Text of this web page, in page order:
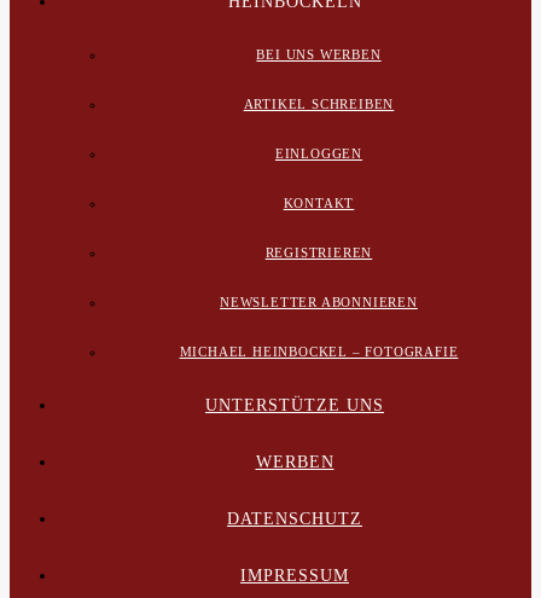
BEI UNS WERBEN
ARTIKEL SCHREIBEN
EINLOGGEN
KONTAKT
REGISTRIEREN
NEWSLETTER ABONNIEREN
MICHAEL HEINBOCKEL – FOTOGRAFIE
UNTERSTÜTZE UNS
WERBEN
DATENSCHUTZ
IMPRESSUM